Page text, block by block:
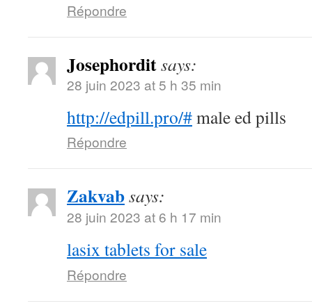
Répondre
Josephorditsays:
28 juin 2023 at 5 h 35 min
http://edpill.pro/#male ed pills
Répondre
Zakvabsays:
28 juin 2023 at 6 h 17 min
lasix tablets for sale
Répondre